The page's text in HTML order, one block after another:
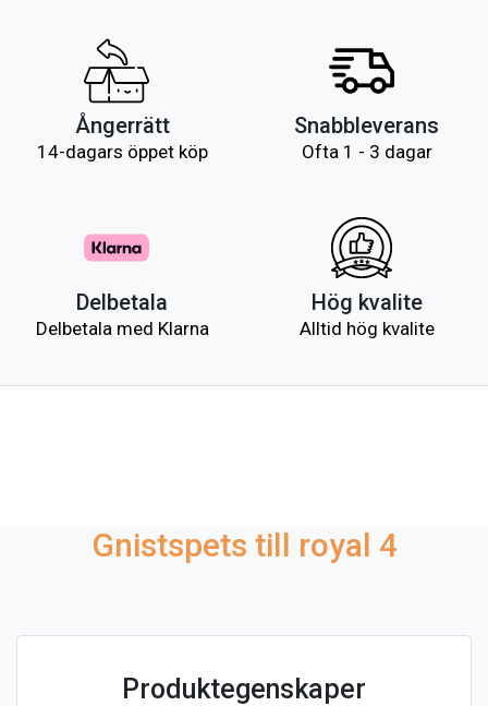
Ångerrätt
14-dagars öppet köp
Snabbleverans
Ofta 1 - 3 dagar
Delbetala
Delbetala med Klarna
Hög kvalite
Alltid hög kvalite
Gnistspets till royal 4
Produktegenskaper